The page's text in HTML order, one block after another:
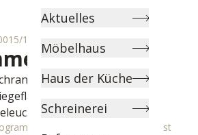
Aktuelles
Möbelhaus
Haus der Küche
Schreinerei
1
Maui-F
wählbar
wählbar
optional
können individuell angepasst